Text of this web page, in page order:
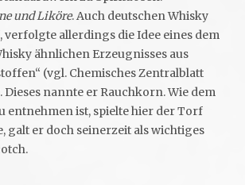
und Liköre. Auch deutschen Whisky
verfolgte allerdings die Idee eines dem
ähnlichen Erzeugnisses aus
(vgl. Chemisches Zentralblatt
Dieses nannte er Rauchkorn. Wie dem
entnehmen ist, spielte hier der Torf
galt er doch seinerzeit als wichtiges